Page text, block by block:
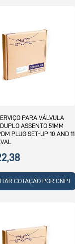
PARA VÁLVULA
ASSENTO 51MM
PLUG SET-UP 10 AND 11
COTAÇÃO POR CNPJ